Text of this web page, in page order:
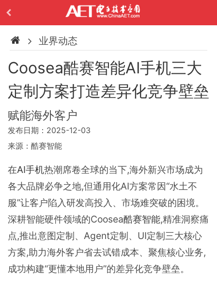
业界动态
Coosea酷赛智能AI手机三大
定制方案打造差异化竞争壁垒
赋能海外客户
发布日期：2025-12-03
来源：酷赛智能
在AI手机热潮席卷全球的当下,海外新兴市场成为
各大品牌必争之地,但通用化AI方案常因“水土不
服”让客户陷入研发高投入、市场难突破的困境。
深耕智能硬件领域的Coosea酷赛智能,精准洞察痛
点,推出意图定制、Agent定制、UI定制三大核心
方案,助力海外客户省去试错成本、聚焦核心业务,
成功构建“更懂本地用户”的差异化竞争壁垒。